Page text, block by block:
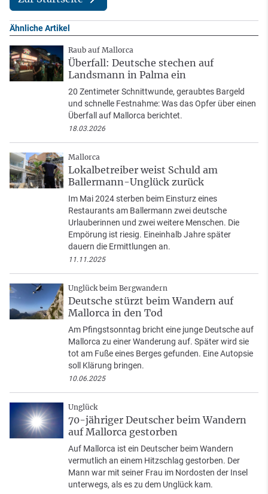
Ähnliche Artikel
Raub auf Mallorca
Überfall: Deutsche stechen auf
Landsmann in Palma ein
20 Zentimeter Schnittwunde, geraubtes Bargeld
und schnelle Festnahme: Was das Opfer über einen
Überfall auf Mallorca berichtet.
18.03.2026
Mallorca
Lokalbetreiber weist Schuld am
Ballermann-Unglück zurück
Im Mai 2024 sterben beim Einsturz eines
Restaurants am Ballermann zwei deutsche
Urlauberinnen und zwei weitere Menschen. Die
Empörung ist riesig. Eineinhalb Jahre später
dauern die Ermittlungen an.
11.11.2025
Unglück beim Bergwandern
Deutsche stürzt beim Wandern auf
Mallorca in den Tod
Am Pfingstsonntag bricht eine junge Deutsche auf
Mallorca zu einer Wanderung auf. Später wird sie
tot am Fuße eines Berges gefunden. Eine Autopsie
soll Klärung bringen.
10.06.2025
Unglück
70-jähriger Deutscher beim Wandern
auf Mallorca gestorben
Auf Mallorca ist ein Deutscher beim Wandern
vermutlich an einem Hitzschlag gestorben. Der
Mann war mit seiner Frau im Nordosten der Insel
unterwegs, als es zu dem Unglück kam.